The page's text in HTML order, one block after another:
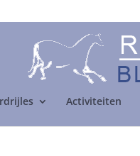
Activiteiten